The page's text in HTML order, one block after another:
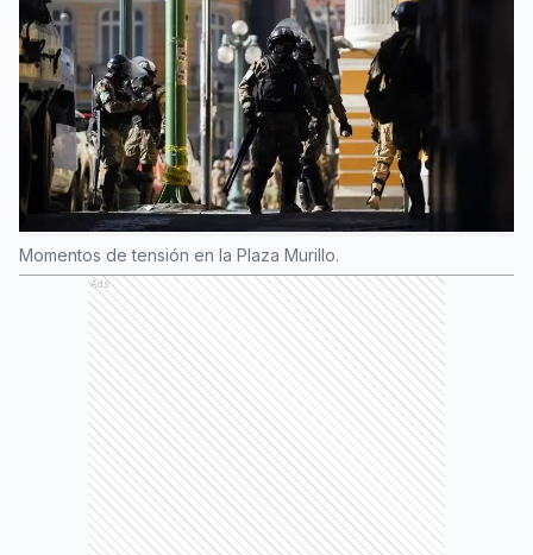
Momentos de tensión en la Plaza Murillo.
Ads